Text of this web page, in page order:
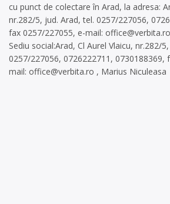
cu punct de colectare în Arad, la adresa:
nr.282/5, jud. Arad, tel. 0257/227056,
fax 0257/227055, e-mail: office@verbita.ro
Sediu social:Arad, Cl Aurel Vlaicu, nr.282/
0257/227056, 0726222711, 0730188369,
mail: office@verbita.ro , Marius Niculeasa